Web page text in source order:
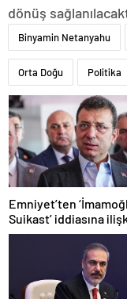
dönüş
Binyamin Netanyahu
Orta Doğu Politika
Emniyet’ten
Suikast’ iddiasına
açıklama